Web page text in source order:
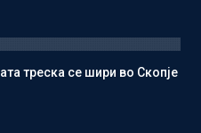
треска се шири во Скопје